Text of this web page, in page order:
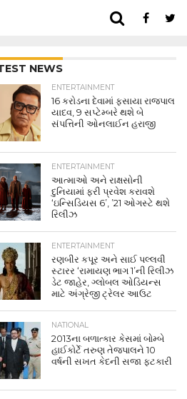
NEWS
ENTERTAINMENT
16 કરોડના દેવામાં ફસાયા રાજપાલ
યાદવ, 9 સપ્ટેમ્બરે થશે બે
સંપત્તિની ઓનલાઈન હરાજી
ENTERTAINMENT
આત્માઓ અને રાક્ષસોની
દુનિયામાં ફરી પ્રવેશ કરાવશે
‘ઇન્સિડિયસ 6’, ’21 ઓગસ્ટે થશે
રિલીઝ
ENTERTAINMENT
રણબીર કપૂર અને સાઈ પલ્લવી
સ્ટારર ‘રામાયણ ભાગ 1’ની રિલીઝ
ડેટ જાહેર, ગ્લોબલ ઓડિયન્સ
માટે અંગ્રેજી ટ્રેલર આઉટ
NATIONAL
2013ના બળાત્કાર કેસમાં બોમ્બે
હાઈકોર્ટે તરુણ તેજપાલને 10
વર્ષની સખત કેદની સજા ફટકારી